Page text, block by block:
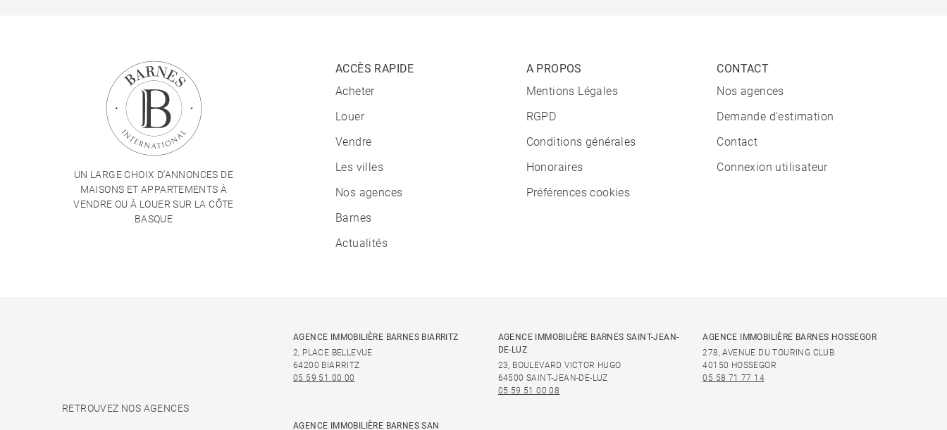
UN LARGE CHOIX D'ANNONCES DE
MAISONS ET APPARTEMENTS À
VENDRE OU À LOUER SUR LA CÔTE
BASQUE
ACCÈS RAPIDE
Acheter
Louer
Vendre
Les villes
Nos agences
Barnes
Actualités
A PROPOS
Mentions Légales
RGPD
Conditions générales
Honoraires
Préférences cookies
CONTACT
Nos agences
Demande d'estimation
Contact
Connexion utilisateur
RETROUVEZ NOS AGENCES
AGENCE IMMOBILIÈRE BARNES BIARRITZ
2, PLACE BELLEVUE
64200 BIARRITZ
05 59 51 00 00
AGENCE IMMOBILIÈRE BARNES SAINT-JEAN-
DE-LUZ
23, BOULEVARD VICTOR HUGO
64500 SAINT-JEAN-DE-LUZ
05 59 51 00 08
AGENCE IMMOBILIÈRE BARNES HOSSEGOR
278, AVENUE DU TOURING CLUB
40150 HOSSEGOR
05 58 71 77 14
AGENCE IMMOBILIÈRE BARNES SAN